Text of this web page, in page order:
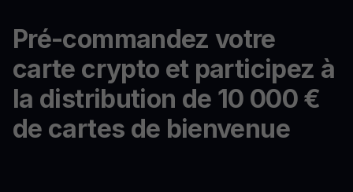
Pré-commandez votre
carte crypto et participez à
la distribution de 10 000 €
de cartes de bienvenue